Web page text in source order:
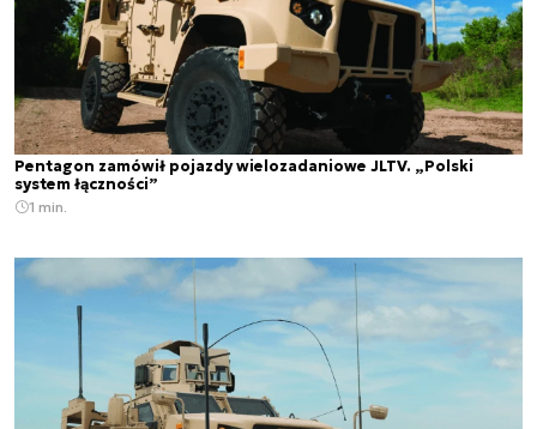
Pentagon zamówił pojazdy wielozadaniowe JLTV. „Polski
system łączności”
1 min.